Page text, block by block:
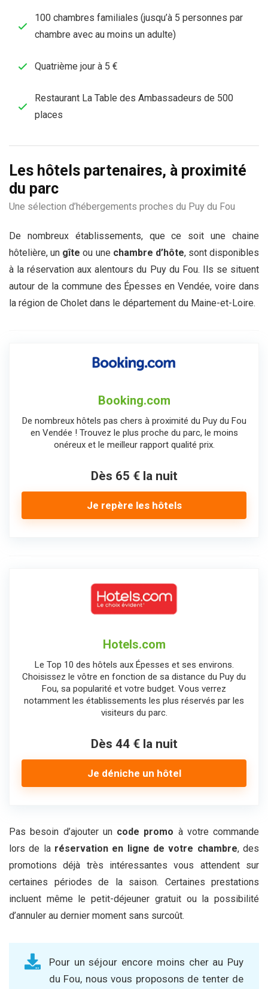
100 chambres familiales (jusqu’à 5 personnes par
chambre avec au moins un adulte)
Quatrième jour à 5 €
Restaurant La Table des Ambassadeurs de 500
places
Les hôtels partenaires, à proximité
du parc
Une sélection d’hébergements proches du Puy du Fou
De nombreux établissements, que ce soit une chaine
hôtelière, un gîte ou une chambre d’hôte, sont disponibles
à la réservation aux alentours du Puy du Fou. Ils se situent
autour de la commune des Épesses en Vendée, voire dans
la région de Cholet dans le département du Maine-et-Loire.
Booking.com
De nombreux hôtels pas chers à proximité du Puy du Fou
en Vendée ! Trouvez le plus proche du parc, le moins
onéreux et le meilleur rapport qualité prix.
Dès 65 € la nuit
Je repère les hôtels
Hotels.com
Le Top 10 des hôtels aux Épesses et ses environs.
Choisissez le vôtre en fonction de sa distance du Puy du
Fou, sa popularité et votre budget. Vous verrez
notamment les établissements les plus réservés par les
visiteurs du parc.
Dès 44 € la nuit
Je déniche un hôtel
Pas besoin d’ajouter un code promo à votre commande
lors de la réservation en ligne de votre chambre, des
promotions déjà très intéressantes vous attendent sur
certaines périodes de la saison. Certaines prestations
incluent même le petit-déjeuner gratuit ou la possibilité
d’annuler au dernier moment sans surcoût.
Pour un séjour encore moins cher au Puy
du Fou, nous vous proposons de tenter de